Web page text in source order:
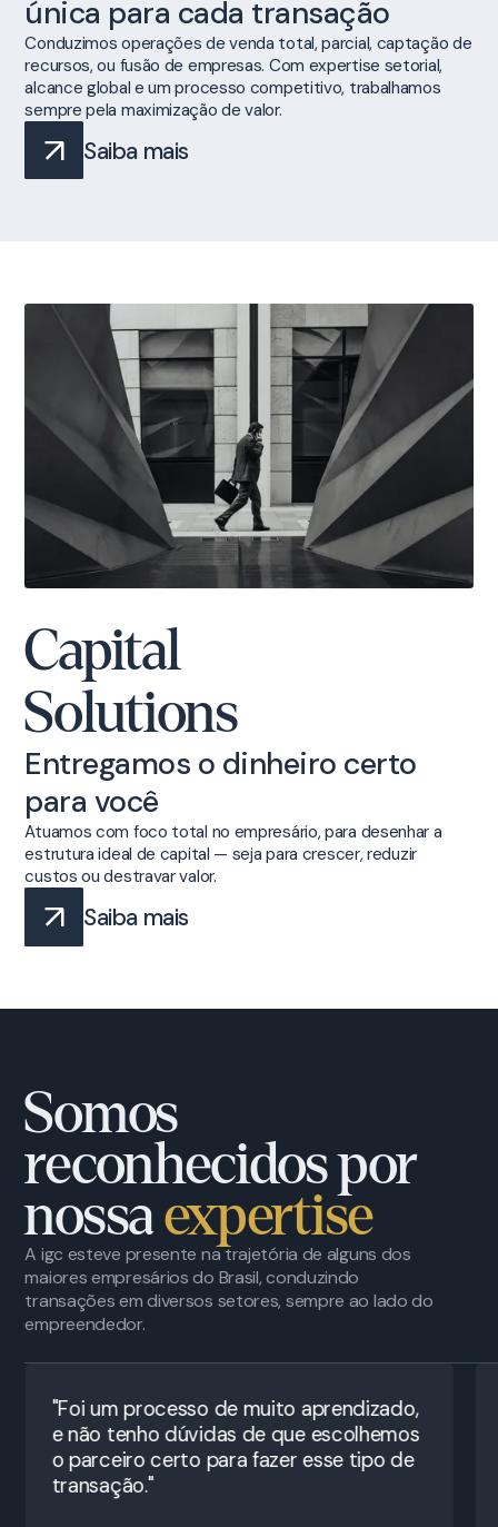
única para cada transação
Conduzimos operações de venda total, parcial, captação de
recursos, ou fusão de empresas. Com expertise setorial,
alcance global e um processo competitivo, trabalhamos
sempre pela maximização de valor.
Saiba mais
Capital
Solutions
Entregamos o dinheiro certo
para você
Atuamos com foco total no empresário, para desenhar a
estrutura ideal de capital — seja para crescer, reduzir
custos ou destravar valor.
Saiba mais
Somos
reconhecidos por
nossaexpertise
A igc esteve presente na trajetória de alguns dos
maiores empresários do Brasil, conduzindo
transações em diversos setores, sempre ao lado do
empreendedor.
"Foi um processo de muito aprendizado,
e não tenho dúvidas de que escolhemos
o parceiro certo para fazer esse tipo de
transação."